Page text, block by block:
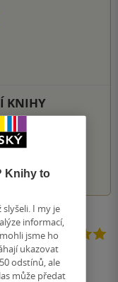
KNIHY
Knihy to
I my je
informací,
jsme ho
ukazovat
odstínů, ale
může předat